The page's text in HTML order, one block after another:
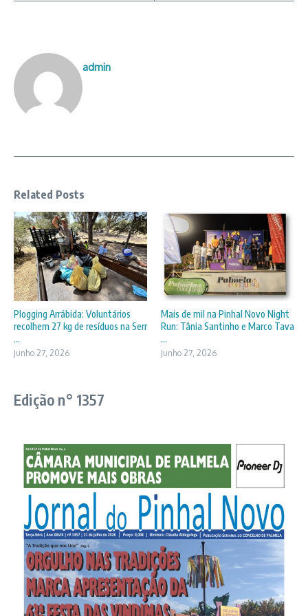
admin
Related Posts
Plogging Arrábida: Voluntários
recolhem 27 kg de resíduos na Serr
...
Junho 27, 2026
Mais de mil na Pinhal Novo Night
Run: Tânia Santinho e Marco Tava
...
Junho 27, 2026
Edição n° 1357